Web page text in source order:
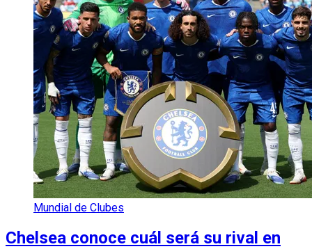
Mundial de Clubes
Chelsea conoce cuál será su rival en